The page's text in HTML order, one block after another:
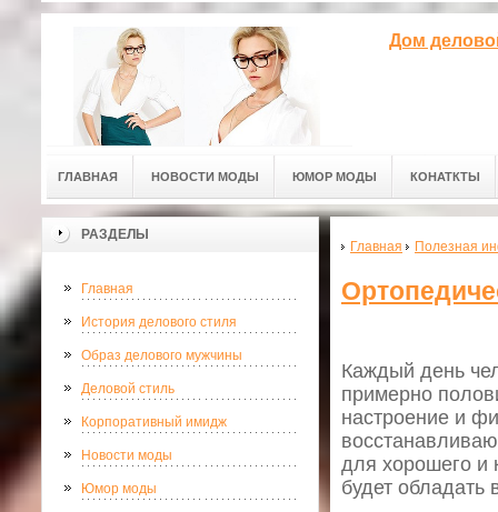
Дом
ГЛАВНАЯ НОВОСТИ МОДЫ ЮМОР МОДЫ КОНАТКТЫ
РАЗДЕЛЫ
Главная
История делового стиля
Образ делового мужчины
Деловой стиль
Корпоративный имидж
Новости моды
Юмор моды
Главная Полезная
Каждый день
примерно
настроение и
для хорошего и
будет